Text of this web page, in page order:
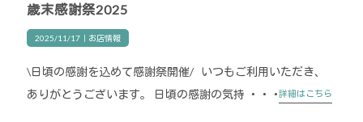
歳末感謝祭2025
2025/11/17｜ お店情報
\日頃の感謝を込めて感謝祭開催/ いつもご利用いただき、
ありがとうございます。 日頃の感謝の気持 ・・・詳細はこちら